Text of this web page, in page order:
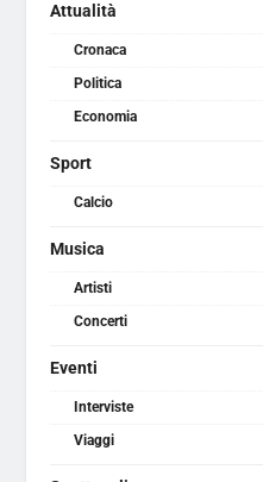
Attualità
Cronaca
Politica
Economia
Sport
Calcio
Musica
Artisti
Concerti
Eventi
Interviste
Viaggi